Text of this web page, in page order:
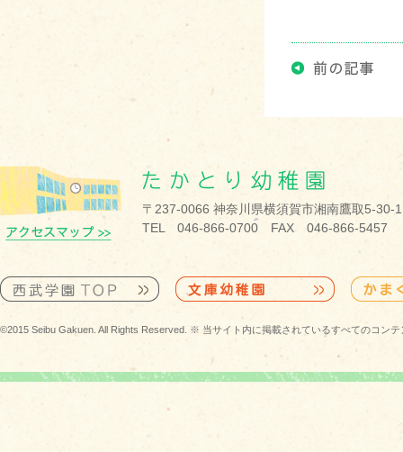
〒237-0066 神奈川県横須賀市湘南鷹取5-30-1
TEL 046-866-0700 FAX 046-866-5457
©2015 Seibu Gakuen. All Rights Reserved. ※ 当サイト内に掲載されているすべてのコン